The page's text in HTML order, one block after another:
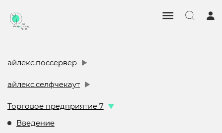
айлекс.поссервер
айлекс.селфчекаут
Торговое предприятие 7
Введение